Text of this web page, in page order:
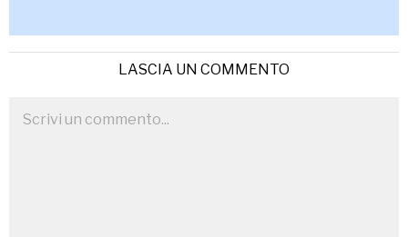
LASCIA UN COMMENTO